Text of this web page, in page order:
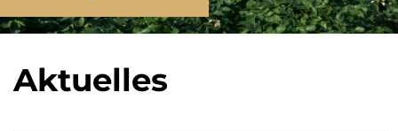
Aktuelles